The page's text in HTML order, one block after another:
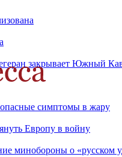
закрывает Южный
опасные симптомы в жару
Европу в войну
минобороны о «русском